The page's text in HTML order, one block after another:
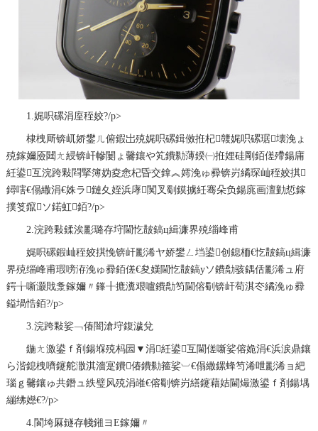
1.娓呮磥涓庢秷姣?/p>
棣栧厛锛屼娇鐢ㄦ俯鍜岀殑娓呮磥鍓傚拰杞竷娓呮磥琚壊浼ょ
殑鎵嬭厱閮ㄤ綅锛屽幓闄ょ毊鑲や笂鐨勬薄鍨㈠拰娌硅剛銆傞殢鍚庯
紝鍙互浣跨敤閰掔簿妫夌悆杞昏交鎿︽嫮浼ゅ彛锛岃繘琛屾秷姣掑
鐞嗐€傝繖涓€姝ラ鏈夊姪浜庨闃叉劅鏌擄紝骞朵负鍚庣画澶勭悊鎵
撲笅鑹ソ鍩虹銆?/p>
2.浣跨敤鍒涘彲璐存垨閫忔皵鎬ц緝濂界殑缁峰甫
娓呮磥鍜屾秷姣掑悗锛屽彲浠ヤ娇鐢ㄥ垱鍙创鎴栭€忔皵鎬ц緝濂
界殑缁峰甫瑕嗙洊浼ゅ彛銆傞€夋嫨閫忔皵鎬уソ鐨勪骇鍝佸彲浠ュ府
鍔╁噺灏戝洜鎵嬭〃鎽╂摝瀵艰嚧鐨勪笉閫傛劅锛屽苟淇冭繘浼ゅ彛
鎰堝悎銆?/p>
3.浣跨敤娑﹁偆闇滄垨鍑濊兌
鍦ㄤ激鍙ｆ剤鍚堢殑杩囩▼涓紝鍙互閫傞噺娑傛姽涓€浜涙鼎鑲
ら湝鎴栧嚌鑳舵潵淇濇寔鐨偆鐨勬箍娑︺€傝繖鏍蜂笉浠呭彲浠ョ紦
瑙ｇ毊鑲ゅ共鐕ュ紩璧风殑涓嶉€傛劅锛岃繕鑳藉姞閫熶激鍙ｆ剤鍚堣
繃绋嬨€?/p>
4.閬垮厤鐩存帴鎺ヨЕ鎵嬭〃